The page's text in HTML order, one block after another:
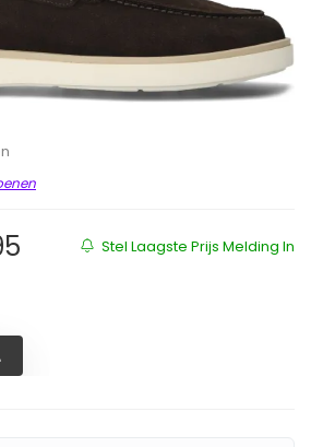
Stel Laagste Prijs Melding In
prijs was:
Huidige prijs is: €125.95.